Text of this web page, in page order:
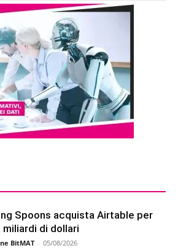
Spoons acquista Airtable per
miliardi di dollari
BitMAT - 05/08/2026